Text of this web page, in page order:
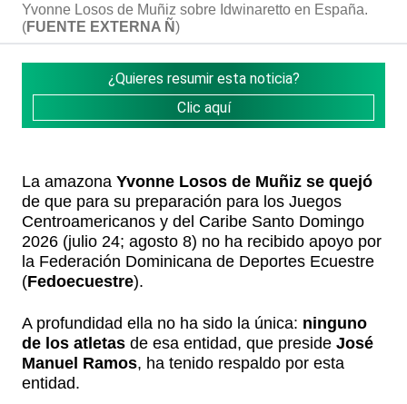
Yvonne Losos de Muñiz sobre Idwinaretto en España.
(FUENTE EXTERNA Ñ)
¿Quieres resumir esta noticia?
Clic aquí
La amazona Yvonne Losos de Muñiz se quejó
de que para su preparación para los Juegos
Centroamericanos y del Caribe Santo Domingo
2026 (julio 24; agosto 8) no ha recibido apoyo por
la Federación Dominicana de Deportes Ecuestre
(Fedoecuestre).
A profundidad ella no ha sido la única: ninguno
de los atletas de esa entidad, que preside José
Manuel Ramos, ha tenido respaldo por esta
entidad.